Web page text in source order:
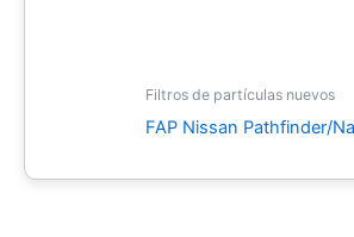
Filtros de partículas nuevos
FAP Nissan Pathfinder/